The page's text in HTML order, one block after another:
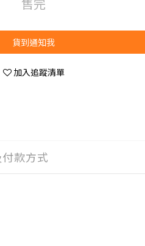
貨到通知我
加入追蹤清單
款方式